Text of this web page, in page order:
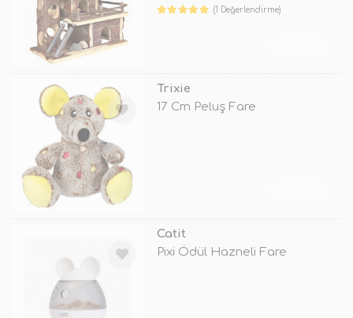
(1 Değerlendirme)
Trixie
17 Cm Peluş Fare
Catit
Pixi Ödül Hazneli Fare